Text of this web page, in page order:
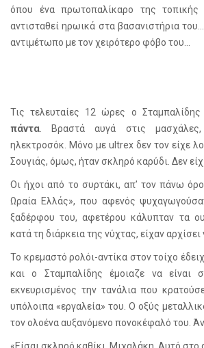
όπου ένα πρωτοπαλίκαρο της
αντισταθεί ηρωικά στα βασανιστήρια
αντιμέτωπο με τον χειρότερο φόβο του...
Τις τελευταίες 12 ώρες ο Σταμπαλίδης
πάντα . Βραστά αυγά στις μασχάλες,
ηλεκτροσόκ. Μόνο με ultrex δεν τον είχε
Σουγιάς, όμως, ήταν σκληρό καρύδι. Δεν
Οι ήχοι από το συρτάκι, απ’ τον πάνω
Ωραία Ελλάς», που αφενός
ξαδέρφου του, αφετέρου κάλυπταν τα
κατά τη διάρκεια της νύχτας, είχαν
Το κρεμαστό ρολόι-αντίκα στον τοίχο
και ο Σταμπαλίδης έμοιαζε να είναι
εκνευρισμένος την τανάλια που
υπόλοιπα «εργαλεία» του. Ο οξύς
τον ολοένα αυξανόμενο πονοκέφαλό του.